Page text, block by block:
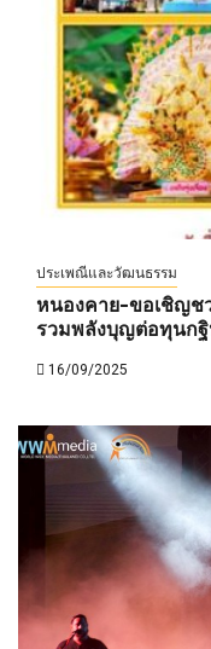
ประเพณีและวัฒนธรรม
หนองคาย-ขอเชิญ
รวมพลังบุญต่อทุนก
16/09/2025